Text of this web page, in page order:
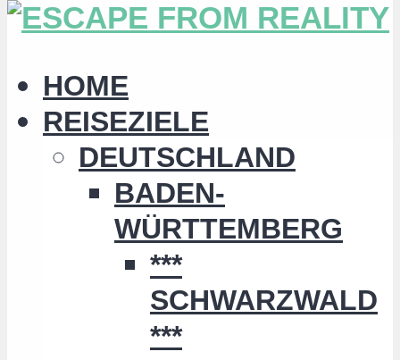
HOME
REISEZIELE
DEUTSCHLAND
BADEN-
WÜRTTEMBERG
***
SCHWARZWALD
***